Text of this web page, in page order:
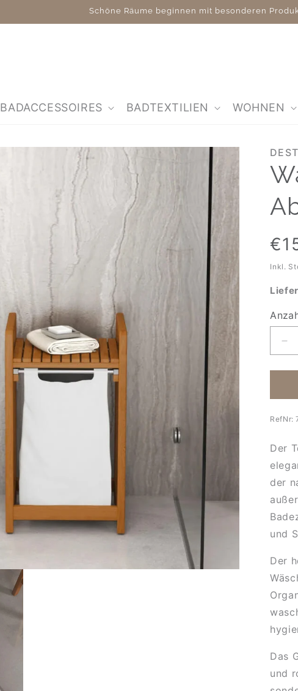
Schöne Räume beginnen mit besonderen
BADACCESSOIRES BADTEXTILIEN WOHNEN
Inkl.
die
RefNr:
Der
der
und
Der
Das
und